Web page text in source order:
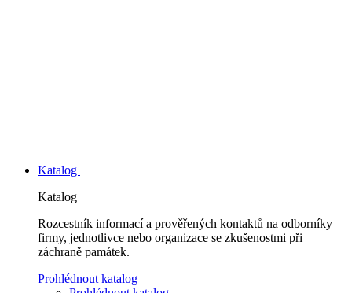
Katalog
Katalog
Rozcestník informací a prověřených kontaktů na odborníky –
firmy, jednotlivce nebo organizace se zkušenostmi při
záchraně památek.
Prohlédnout katalog